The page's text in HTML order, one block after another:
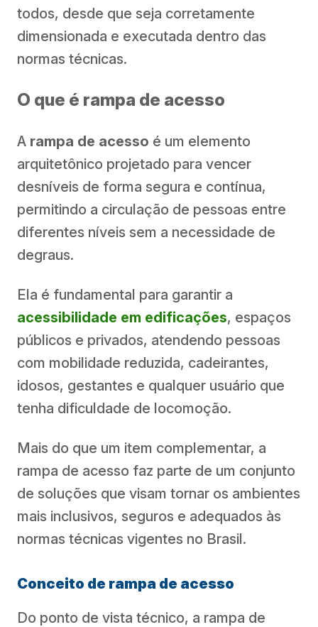
todos, desde que seja corretamente
dimensionada e executada dentro das
normas técnicas.
O que é rampa de acesso
A rampa de acesso é um elemento
arquitetônico projetado para vencer
desníveis de forma segura e contínua,
permitindo a circulação de pessoas entre
diferentes níveis sem a necessidade de
degraus.
Ela é fundamental para garantir a
acessibilidade em edificações, espaços
públicos e privados, atendendo pessoas
com mobilidade reduzida, cadeirantes,
idosos, gestantes e qualquer usuário que
tenha dificuldade de locomoção.
Mais do que um item complementar, a
rampa de acesso faz parte de um conjunto
de soluções que visam tornar os ambientes
mais inclusivos, seguros e adequados às
normas técnicas vigentes no Brasil.
Conceito de rampa de acesso
Do ponto de vista técnico, a rampa de